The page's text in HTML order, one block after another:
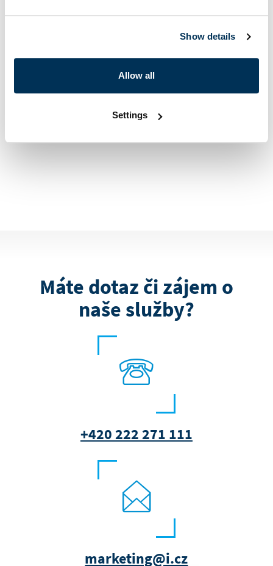
Show details
Allow all
Settings
Máte dotaz či zájem o
naše služby?
+420 222 271 111
marketing@i.cz